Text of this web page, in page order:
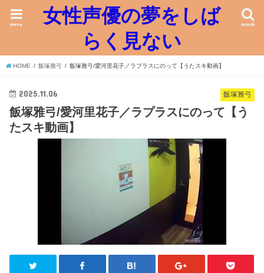
女性声優の夢をしば
らく見ない
search
menu
HOME 飯塚雅弓 飯塚雅弓/愛河里花子／ラプラスにのって【うたスキ動画】
飯塚雅弓
2025.11.06
飯塚雅弓/愛河里花子／ラプラスにのって【う
たスキ動画】